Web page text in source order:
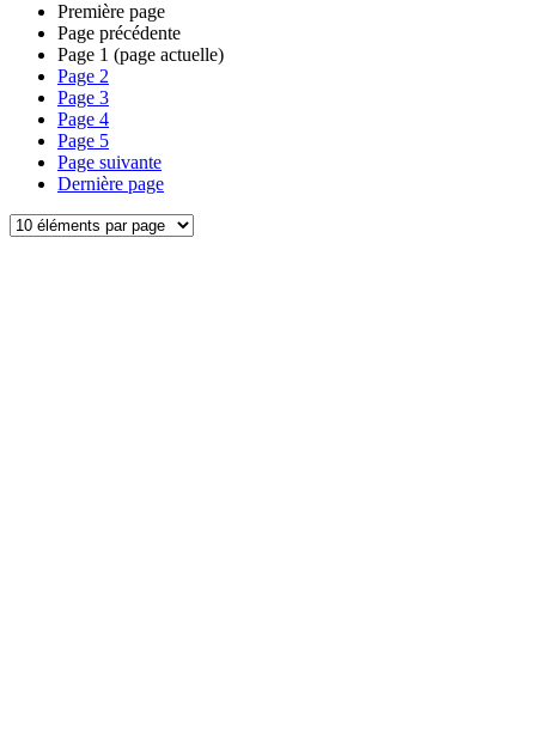
Première page
Page précédente
Page 1 (page actuelle)
Page 2
Page 3
Page 4
Page 5
Page suivante
Dernière page